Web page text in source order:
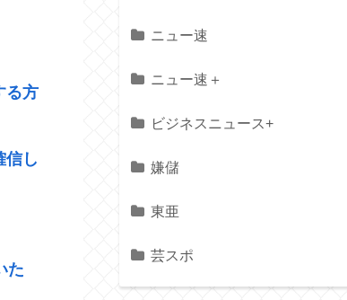
る方
信し
た
ニュー速
ニュー速＋
ビジネスニュース+
嫌儲
東亜
芸スポ